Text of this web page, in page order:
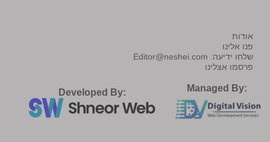
אודות
פנו אלינו
שלחו ידיעה: Editor@neshei.com
פרסמו אצלינו
Developed By: Managed By: